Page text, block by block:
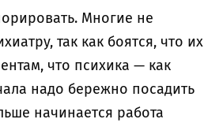
Многие не
так как боятся, что их
что психика — как
надо бережно посадить
начинается работа